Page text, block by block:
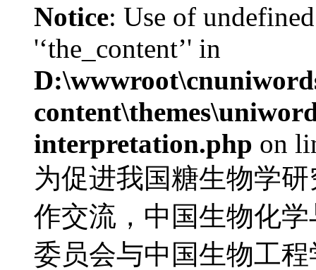
Notice: Use of
'‘the_content’' in
interpretation.php on
为促进我国糖生物学
作交流，中国生物化
委员会与中国生物工